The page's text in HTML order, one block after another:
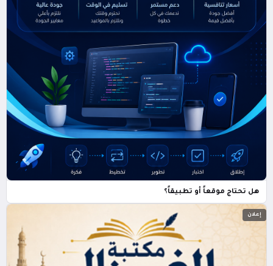
هل تحتاج موقعاً أو تطبيقاً؟
إعلان